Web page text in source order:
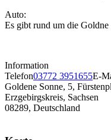
Auto:
Es gibt rund um die Goldne
Information
Telefon03772 3951655E-
Goldene Sonne, 5,
Erzgebirgskreis, Sachsen
08289, Deutschland